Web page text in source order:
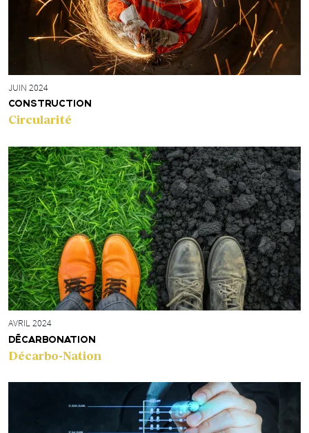
JUIN 2024
CONSTRUCTION
Circularité
AVRIL 2024
DÉCARBONATION
Décarbo-Nation